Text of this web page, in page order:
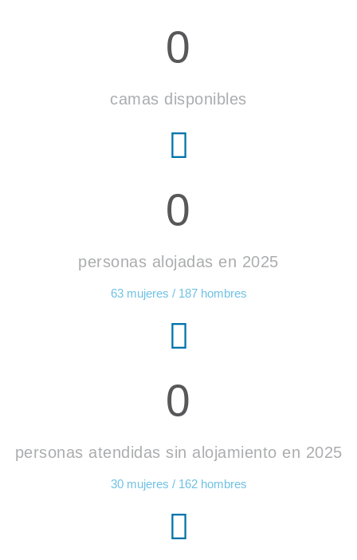
0
camas disponibles
0
personas alojadas en 2025
63 mujeres / 187 hombres
0
personas atendidas sin alojamiento en 2025
30 mujeres / 162 hombres